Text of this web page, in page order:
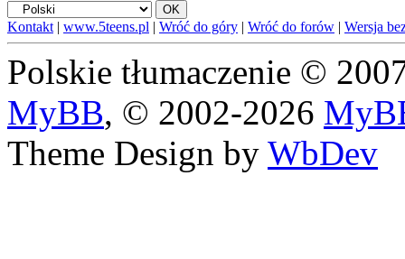
Kontakt | www.5teens.pl | Wróć do góry | Wróć do forów | Wersja
Polskie tłumaczenie ©
MyBB, © 2002-2026
Theme Design by WbDev